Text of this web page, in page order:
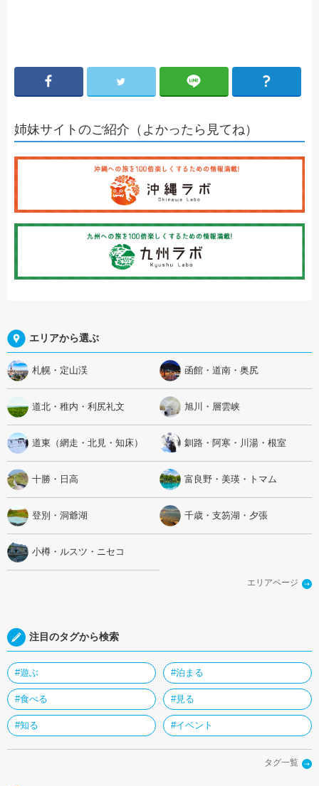
姉妹サイトのご紹介（よかったら見てね）
エリアから選ぶ
札幌・定山渓 函館・道南・奥尻
道北・稚内・利尻礼文 旭川・層雲峡
道東（網走・北見・知床） 釧路・阿寒・川湯・根室
十勝・日高 富良野・美瑛・トマム
登別・洞爺湖 千歳・支笏湖・夕張
小樽・ルスツ・ニセコ
エリアページ
注目のタグから検索
#遊ぶ #泊まる
#食べる #見る
#知る #イベント
タグ一覧